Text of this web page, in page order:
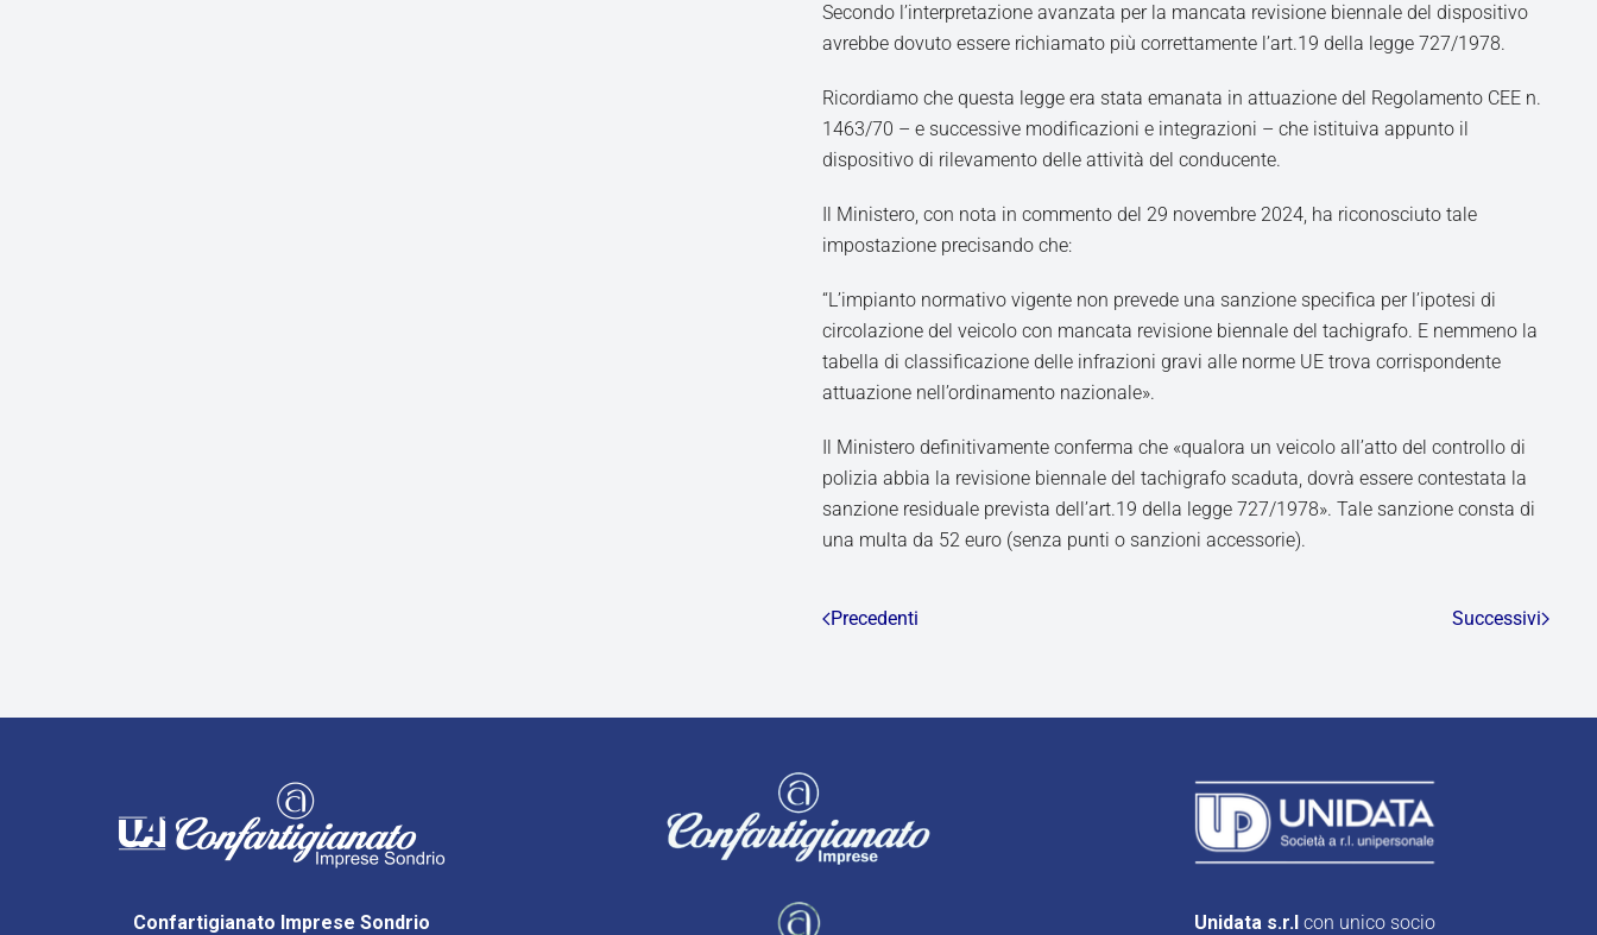
Secondo l’interpretazione avanzata per la mancata revisione biennale del dispositivo
avrebbe dovuto essere richiamato più correttamente l’art.19 della legge 727/1978.
Ricordiamo che questa legge era stata emanata in attuazione del Regolamento CEE n.
1463/70 – e successive modificazioni e integrazioni – che istituiva appunto il
dispositivo di rilevamento delle attività del conducente.
Il Ministero, con nota in commento del 29 novembre 2024, ha riconosciuto tale
impostazione precisando che:
“L’impianto normativo vigente non prevede una sanzione specifica per l’ipotesi di
circolazione del veicolo con mancata revisione biennale del tachigrafo. E nemmeno la
tabella di classificazione delle infrazioni gravi alle norme UE trova corrispondente
attuazione nell’ordinamento nazionale».
Il Ministero definitivamente conferma che «qualora un veicolo all’atto del controllo di
polizia abbia la revisione biennale del tachigrafo scaduta, dovrà essere contestata la
sanzione residuale prevista dell’art.19 della legge 727/1978». Tale sanzione consta di
una multa da 52 euro (senza punti o sanzioni accessorie).
Precedenti Successivi
Confartigianato Imprese Sondrio Unidata s.r.l con unico socio